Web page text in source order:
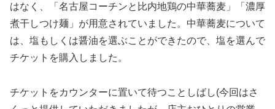
はなく、「名古屋コーチンと比内地鶏の中華蕎麦」「濃厚
煮干しつけ麺」が用意されていました。中華蕎麦について
は、塩もしくは醤油を選ぶことができたので、塩を選んで
チケットを購入しました。
チケットをカウンターに置いて待つことしばし(今回はさ